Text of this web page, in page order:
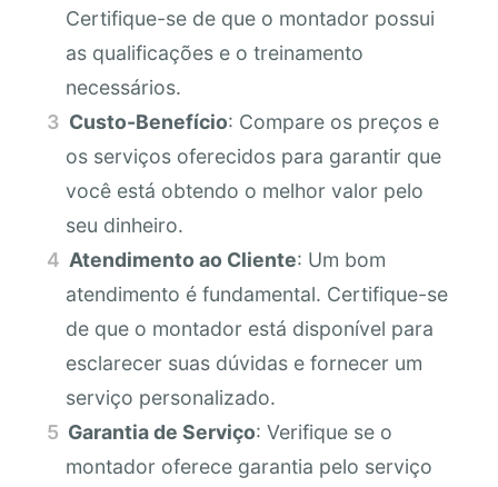
Certifique-se de que o montador possui
as qualificações e o treinamento
necessários.
Custo-Benefício: Compare os preços e
os serviços oferecidos para garantir que
você está obtendo o melhor valor pelo
seu dinheiro.
Atendimento ao Cliente: Um bom
atendimento é fundamental. Certifique-se
de que o montador está disponível para
esclarecer suas dúvidas e fornecer um
serviço personalizado.
Garantia de Serviço: Verifique se o
montador oferece garantia pelo serviço